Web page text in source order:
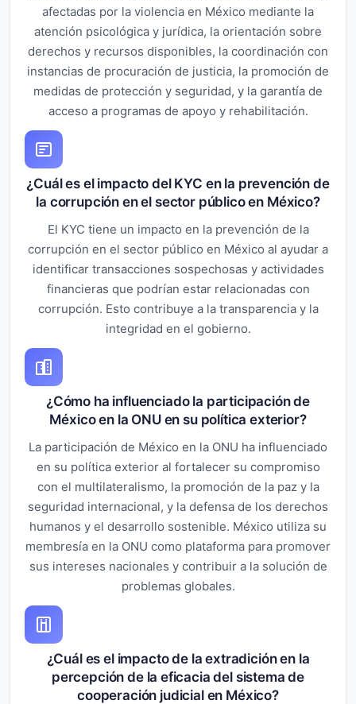
afectadas por la violencia en México mediante la
atención psicológica y jurídica, la orientación sobre
derechos y recursos disponibles, la coordinación con
instancias de procuración de justicia, la promoción de
medidas de protección y seguridad, y la garantía de
acceso a programas de apoyo y rehabilitación.
¿Cuál es el impacto del KYC en la prevención de
la corrupción en el sector público en México?
El KYC tiene un impacto en la prevención de la
corrupción en el sector público en México al ayudar a
identificar transacciones sospechosas y actividades
financieras que podrían estar relacionadas con
corrupción. Esto contribuye a la transparencia y la
integridad en el gobierno.
¿Cómo ha influenciado la participación de
México en la ONU en su política exterior?
La participación de México en la ONU ha influenciado
en su política exterior al fortalecer su compromiso
con el multilateralismo, la promoción de la paz y la
seguridad internacional, y la defensa de los derechos
humanos y el desarrollo sostenible. México utiliza su
membresía en la ONU como plataforma para promover
sus intereses nacionales y contribuir a la solución de
problemas globales.
¿Cuál es el impacto de la extradición en la
percepción de la eficacia del sistema de
cooperación judicial en México?